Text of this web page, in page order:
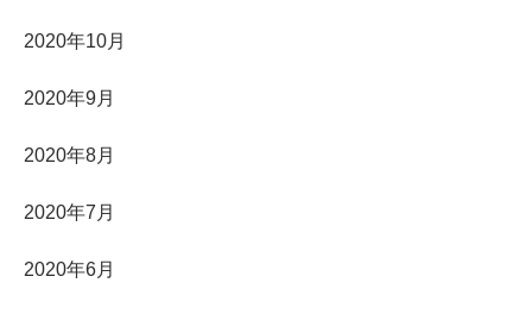
2020年10月
2020年9月
2020年8月
2020年7月
2020年6月